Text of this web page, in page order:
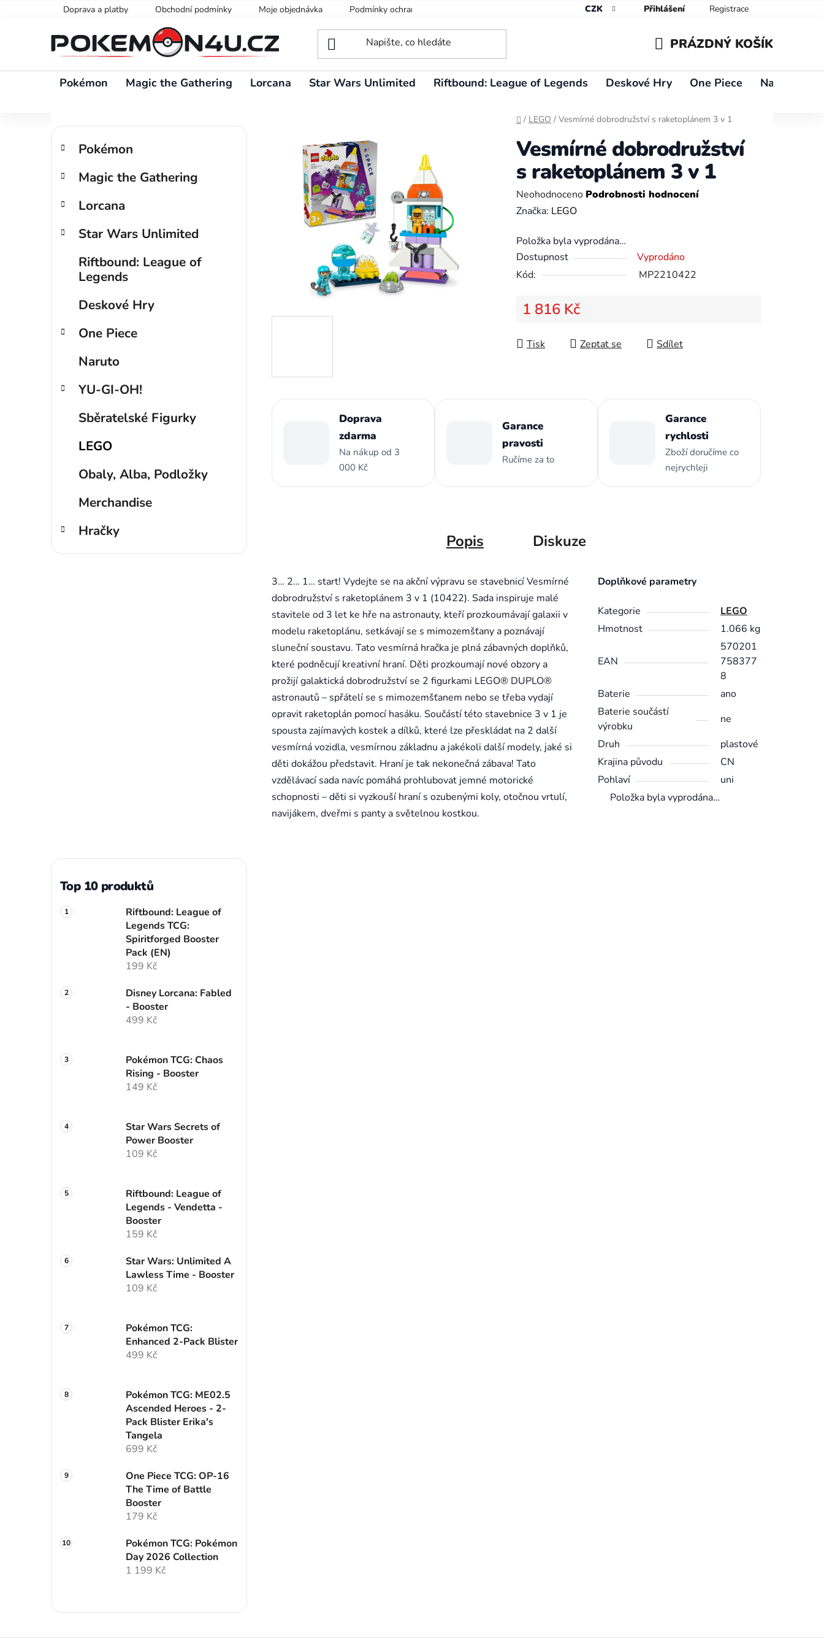
Doprava a platby Obchodní podmínky Moje objednávka Podmínky ochrany osobních údajů CZK Přihlášení Registrace
KOŠÍK
PRÁZDNÝ KOŠÍK
Pokémon Magic the Gathering Lorcana Star Wars Unlimited Riftbound: League of Legends Deskové Hry One Piece Naruto
Domů
/ LEGO / Vesmírné dobrodružství s raketoplánem 3 v 1
P Přeskočit
kategorie
K
a
e
o
i
Pokémon
Magic the Gathering
Lorcana
Star Wars Unlimited
Riftbound: League of
Legends
Deskové Hry
One Piece
Naruto
YU-GI-OH!
Sběratelské Figurky
LEGO
Obaly, Alba, Podložky
Merchandise
Hračky
Top 10 produktů
Riftbound: League of
Legends TCG:
Spiritforged Booster
Pack (EN)
199 Kč
Disney Lorcana: Fabled
- Booster
499 Kč
Pokémon TCG: Chaos
Rising - Booster
149 Kč
Star Wars Secrets of
Power Booster
109 Kč
Riftbound: League of
Legends - Vendetta -
Booster
159 Kč
Star Wars: Unlimited A
Lawless Time - Booster
109 Kč
Pokémon TCG:
Enhanced 2-Pack Blister
499 Kč
Pokémon TCG: ME02.5
Ascended Heroes - 2-
Pack Blister Erika's
Tangela
699 Kč
One Piece TCG: OP-16
The Time of Battle
Booster
179 Kč
Pokémon TCG: Pokémon
Day 2026 Collection
1 199 Kč
Vesmírné dobrodružství
s raketoplánem 3 v 1
Průměrné
hodnocení
je
0,0
z
hvězdiček.
Neohodnoceno Podrobnosti hodnocení
Značka: LEGO
Položka byla vyprodána…
Dostupnost
Vyprodáno
Kód:
MP2210422
1 816 Kč
Tisk
Zeptat se Sdílet
Doprava
zdarma
Na nákup od 3
000 Kč
Garance
pravosti
Ručíme za to
Garance
rychlosti
Zboží doručíme co
nejrychleji
Popis Diskuze
3… 2… 1… start! Vydejte se na akční výpravu se stavebnicí Vesmírné
dobrodružství s raketoplánem 3 v 1 (10422). Sada inspiruje malé
stavitele od 3 let ke hře na astronauty, kteří prozkoumávají galaxii v
modelu raketoplánu, setkávají se s mimozemšťany a poznávají
sluneční soustavu. Tato vesmírná hračka je plná zábavných doplňků,
které podněcují kreativní hraní. Děti prozkoumají nové obzory a
prožijí galaktická dobrodružství se 2 figurkami LEGO® DUPLO®
astronautů – spřátelí se s mimozemšťanem nebo se třeba vydají
opravit raketoplán pomocí hasáku. Součástí této stavebnice 3 v 1 je
spousta zajímavých kostek a dílků, které lze přeskládat na 2 další
vesmírná vozidla, vesmírnou základnu a jakékoli další modely, jaké si
děti dokážou představit. Hraní je tak nekonečná zábava! Tato
vzdělávací sada navíc pomáhá prohlubovat jemné motorické
schopnosti – děti si vyzkouší hraní s ozubenými koly, otočnou vrtulí,
navijákem, dveřmi s panty a světelnou kostkou.
Doplňkové parametry
Kategorie
LEGO
Hmotnost
1.066 kg
EAN
570201
758377
8
Baterie
ano
Baterie součástí
výrobku
ne
Druh
plastové
Krajina původu
CN
Pohlaví
uni
Položka byla vyprodána…